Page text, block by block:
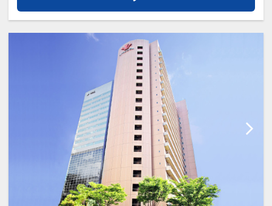
セパレート！
○全室加湿機能付空気清浄機完備
○全館Wi-Fi接続可能
○チェックイン／15:00 チェックアウト
■ユニバーサル・スタジオ・ジャパンか
ら徒歩約1分
設定期間：2024年10月1日～2027年7月
インターネットコース番号：DP-2-